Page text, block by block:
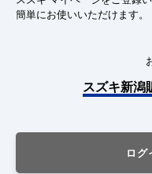
簡単にお使いいただけます。
スズキ新潟
ログ